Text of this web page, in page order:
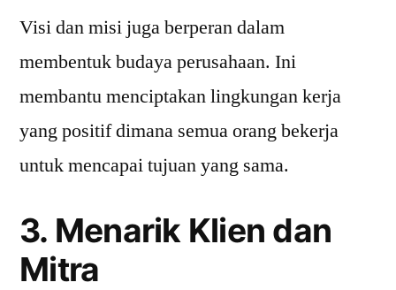
Visi dan misi juga berperan dalam
membentuk budaya perusahaan. Ini
membantu menciptakan lingkungan kerja
yang positif dimana semua orang bekerja
untuk mencapai tujuan yang sama.
3. Menarik Klien dan
Mitra